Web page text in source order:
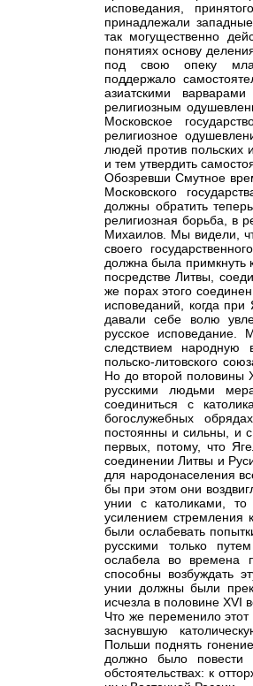
исповедания,
принадлежали
так могущественно
понятиях основу
под свою опеку
поддержало
азиатскими
религиозным
Московское
религиозное
людей против польских
и тем утвердить
Обозревши Смутное
Московского
должны обратить
религиозная борьба, в
Михаилов. Мы видели,
своего
должна была примкнуть
посредстве Литвы,
же порах этого
исповеданий, когда при
давали себе волю
русское
следствием народную
польско-литовского
Но до второй половины
русскими людьми
соединиться с
богослужебных
постоянны и сильны, и
первых, потому, что
соединении Литвы и
для народонаселения
бы при этом они
унии с католиками,
усилением
были ослабевать
русскими только
ослабела во времена
способны возбуждать
унии должны были
исчезла в половине XVI
Что же переменило
заснувшую
Польши поднять
должно было
обстоятельствах: к